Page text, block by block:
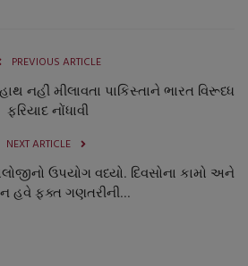
PREVIOUS ARTICLE
નહીં મીલાવતા પાકિસ્તાને ભારત વિરૂધ્ધ
ફરિયાદ નોંધાવી
NEXT ARTICLE
ઉપયોગ વધ્યો. દિવસોના કામો અને
હવે ફક્ત ગણતરીની...